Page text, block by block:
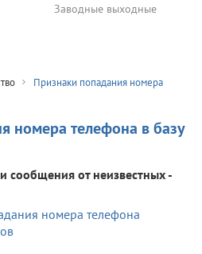
Заводные выходные
Признаки попадания номера
номера телефона в базу
сообщения от неизвестных -